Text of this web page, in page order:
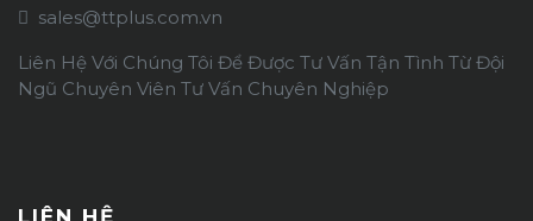
sales@ttplus.com.vn
Liên Hệ Với Chúng Tôi Để Được Tư Vấn Tận Tình Từ Đội
Ngũ Chuyên Viên Tư Vấn Chuyên Nghiệp
LIÊN HỆ